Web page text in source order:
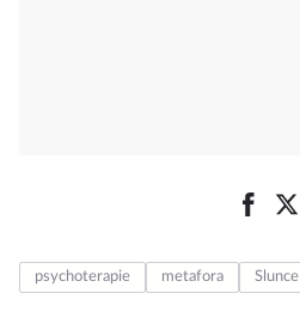
psychoterapie metafora Slunce